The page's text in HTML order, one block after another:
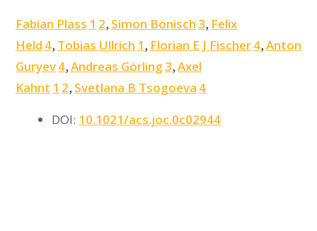
Fabian Plass 1 2, Simon Bönisch 3, Felix
Held 4, Tobias Ullrich 1, Florian E J Fischer4,Anton
Guryev4,Andreas Görling 3,Axel
Kahnt 1 2, Svetlana B Tsogoeva 4
DOI: 10.1021/acs.joc.0c02944